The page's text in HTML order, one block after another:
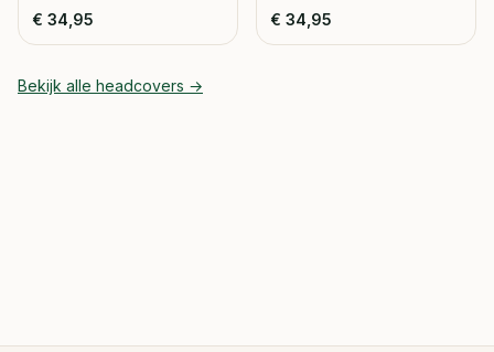
€ 34,95
€ 34,95
Bekijk alle headcovers →